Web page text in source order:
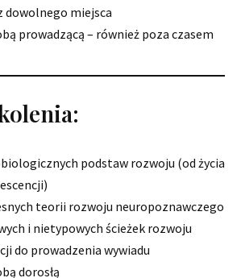
dowolnego miejsca
prowadzącą – również poza czasem
podstaw rozwoju (od życia
teorii rozwoju neuropoznawczego
i nietypowych ścieżek rozwoju
do prowadzenia wywiadu
dorosłą